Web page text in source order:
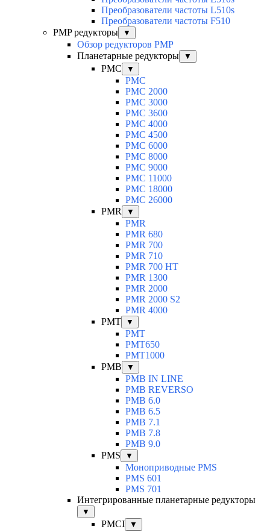
Преобразователи частоты L510s
Преобразователи частоты F510
PMP редукторы
▼
Обзор редукторов PMP
Планетарные редукторы
▼
PMC ▼
PMC
PMC 2000
PMC 3000
PMC 3600
PMC 4000
PMC 4500
PMC 6000
PMC 8000
PMC 9000
PMC 11000
PMC 18000
PMC 26000
PMR
▼
PMR
PMR 680
PMR 700
PMR 710
PMR 700 HT
PMR 1300
PMR 2000
PMR 2000 S2
PMR 4000
PMT
▼
PMT
PMT650
PMT1000
PMB
▼
PMB IN LINE
PMB REVERSO
PMB 6.0
PMB 6.5
PMB 7.1
PMB 7.8
PMB 9.0
PMS
▼
Моноприводные PMS
PMS 601
PMS 701
Интегрированные планетарные редукторы
▼
PMCI ▼